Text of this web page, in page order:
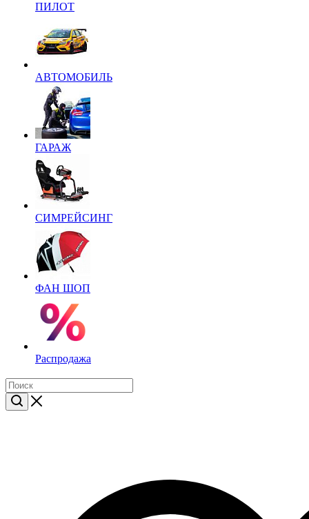
ПИЛОТ
АВТОМОБИЛЬ
ГАРАЖ
СИМРЕЙСИНГ
ФАН ШОП
Распродажа